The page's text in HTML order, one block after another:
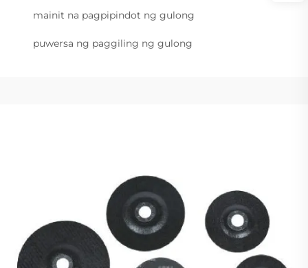
mainit na pagpipindot ng gulong
puwersa ng paggiling ng gulong